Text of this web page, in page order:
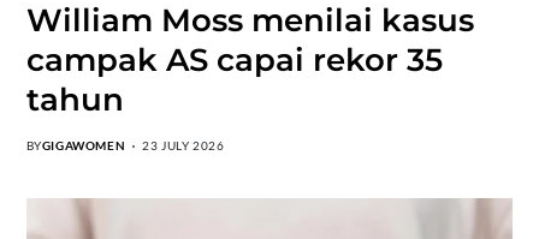
William Moss menilai kasus
campak AS capai rekor 35
tahun
BYGIGAWOMEN 23 JULY 2026